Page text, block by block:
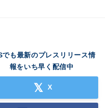
でも最新のプレスリリース情
報をいち早く配信中
X